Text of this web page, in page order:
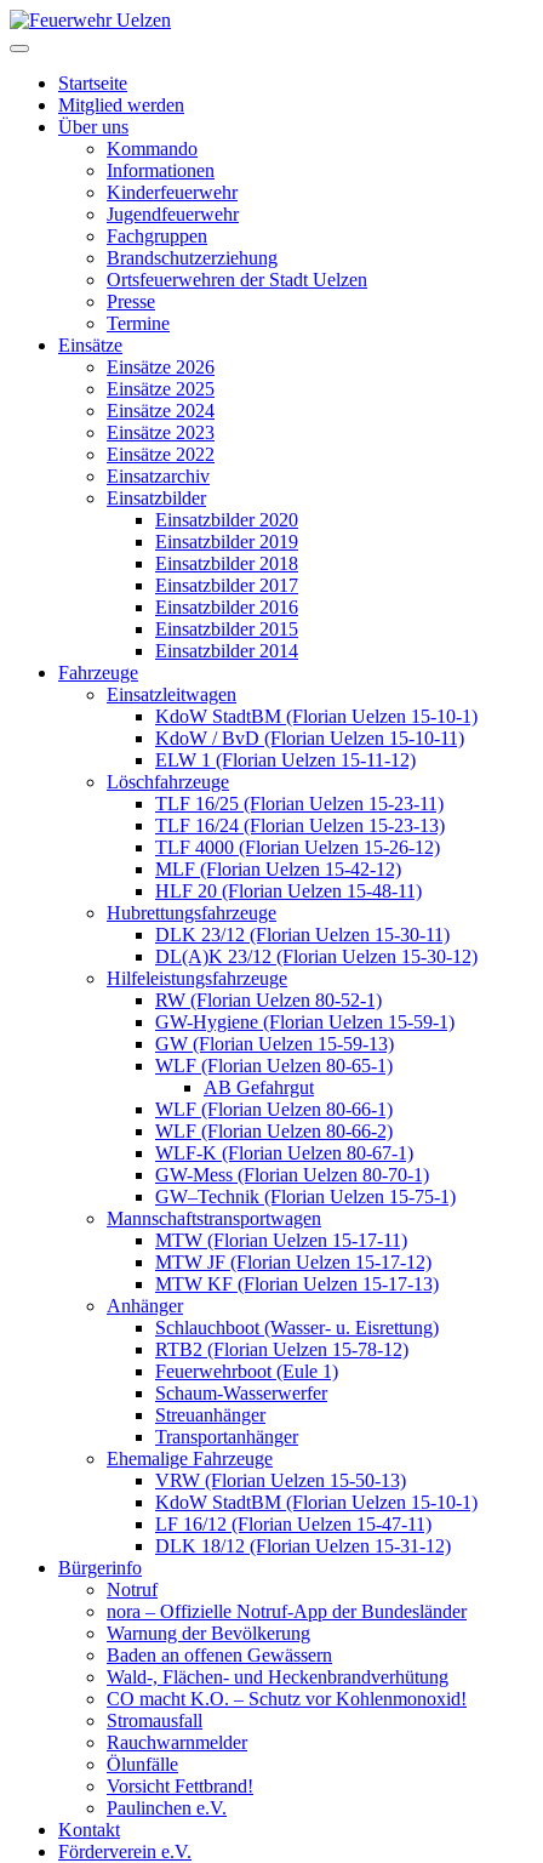
Startseite
Mitglied werden
Über uns
Kommando
Informationen
Kinderfeuerwehr
Jugendfeuerwehr
Fachgruppen
Brandschutzerziehung
Ortsfeuerwehren der Stadt Uelzen
Presse
Termine
Einsätze
Einsätze 2026
Einsätze 2025
Einsätze 2024
Einsätze 2023
Einsätze 2022
Einsatzarchiv
Einsatzbilder
Einsatzbilder 2020
Einsatzbilder 2019
Einsatzbilder 2018
Einsatzbilder 2017
Einsatzbilder 2016
Einsatzbilder 2015
Einsatzbilder 2014
Fahrzeuge
Einsatzleitwagen
KdoW StadtBM (Florian Uelzen 15-10-1)
KdoW / BvD (Florian Uelzen 15-10-11)
ELW 1 (Florian Uelzen 15-11-12)
Löschfahrzeuge
TLF 16/25 (Florian Uelzen 15-23-11)
TLF 16/24 (Florian Uelzen 15-23-13)
TLF 4000 (Florian Uelzen 15-26-12)
MLF (Florian Uelzen 15-42-12)
HLF 20 (Florian Uelzen 15-48-11)
Hubrettungsfahrzeuge
DLK 23/12 (Florian Uelzen 15-30-11)
DL(A)K 23/12 (Florian Uelzen 15-30-12)
Hilfeleistungsfahrzeuge
RW (Florian Uelzen 80-52-1)
GW-Hygiene (Florian Uelzen 15-59-1)
GW (Florian Uelzen 15-59-13)
WLF (Florian Uelzen 80-65-1)
AB Gefahrgut
WLF (Florian Uelzen 80-66-1)
WLF (Florian Uelzen 80-66-2)
WLF-K (Florian Uelzen 80-67-1)
GW-Mess (Florian Uelzen 80-70-1)
GW–Technik (Florian Uelzen 15-75-1)
Mannschaftstransportwagen
MTW (Florian Uelzen 15-17-11)
MTW JF (Florian Uelzen 15-17-12)
MTW KF (Florian Uelzen 15-17-13)
Anhänger
Schlauchboot (Wasser- u. Eisrettung)
RTB2 (Florian Uelzen 15-78-12)
Feuerwehrboot (Eule 1)
Schaum-Wasserwerfer
Streuanhänger
Transportanhänger
Ehemalige Fahrzeuge
VRW (Florian Uelzen 15-50-13)
KdoW StadtBM (Florian Uelzen 15-10-1)
LF 16/12 (Florian Uelzen 15-47-11)
DLK 18/12 (Florian Uelzen 15-31-12)
Bürgerinfo
Notruf
nora – Offizielle Notruf-App der Bundesländer
Warnung der Bevölkerung
Baden an offenen Gewässern
Wald-, Flächen- und Heckenbrandverhütung
CO macht K.O. – Schutz vor Kohlenmonoxid!
Stromausfall
Rauchwarnmelder
Ölunfälle
Vorsicht Fettbrand!
Paulinchen e.V.
Kontakt
Förderverein e.V.